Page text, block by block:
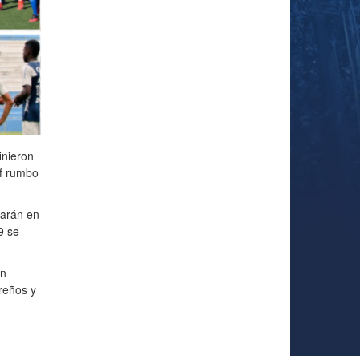
rumbo
en
se
y